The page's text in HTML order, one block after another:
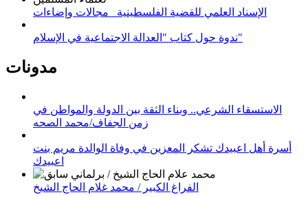
الإسناد العلمي للقضية الفلسطينية_ مجالات وإضاءات
ندوة حول كتاب "العدالة الاجتماعية في الإسلام"
مدونات
الاستسقاء الشرعي.. وبناء الثقة بين الدولة والمواطن في
زمن الجفاف/محمد الصحه
أسرة أهل اعبيدك تشكر المعزين في وفاة الوالدة مريم بنت
اعبيدك
الفراغ الكبير / محمد غلام الحاج الشيخ